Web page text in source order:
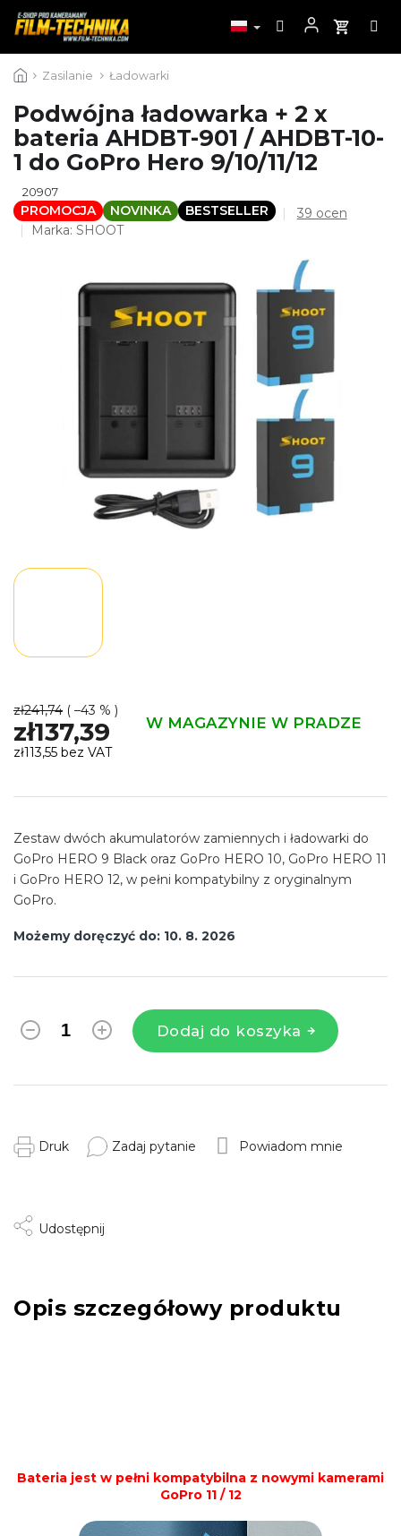
do
Zasilanie Ładowarki
Podwójna ładowarka + 2 x
bateria AHDBT-901 / AHDBT-10-
1 do GoPro Hero 9/10/11/12
20907
PROMOCJA NOVINKA BESTSELLER
Średnia
wynosi
4,5
na
5
gwiazdek.
39 ocen
Marka: SHOOT
zł241,74 ( –43 % )
zł137,39 W MAGAZYNIE W PRADZE
zł113,55 bez VAT
jednostkowa:
Możemy doręczyć do: 10. 8. 2026
Dodaj do koszyka
Zestaw dwóch akumulatorów zamiennych i ładowarki do
GoPro HERO 9 Black oraz GoPro HERO 10, GoPro HERO 11
i GoPro HERO 12, w pełni kompatybilny z oryginalnym
GoPro.
Druk Zadaj pytanie Powiadom mnie
Udostępnij
Opis szczegółowy produktu
Bateria jest w pełni kompatybilna z nowymi kamerami
GoPro 11 / 12